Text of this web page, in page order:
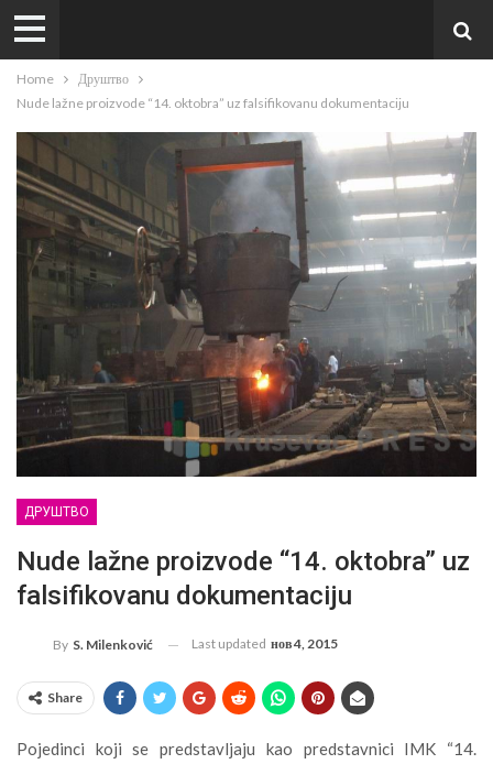
Home
Друштво
Nude lažne proizvode “14. oktobra” uz falsifikovanu dokumentaciju
ДРУШТВО
Nude lažne proizvode “14. oktobra” uz
falsifikovanu dokumentaciju
By S. Milenković Last updated нов 4, 2015
Share
Pojedinci koji se predstavljaju kao predstavnici IMK “14.